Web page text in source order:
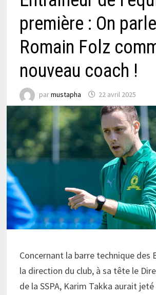
première : On
Romain Folz
nouveau coach !
parmustapha 22 avril 2025
Concernant la barre technique des
la direction du club, à sa tête le
de la SSPA, Karim Takka aurait